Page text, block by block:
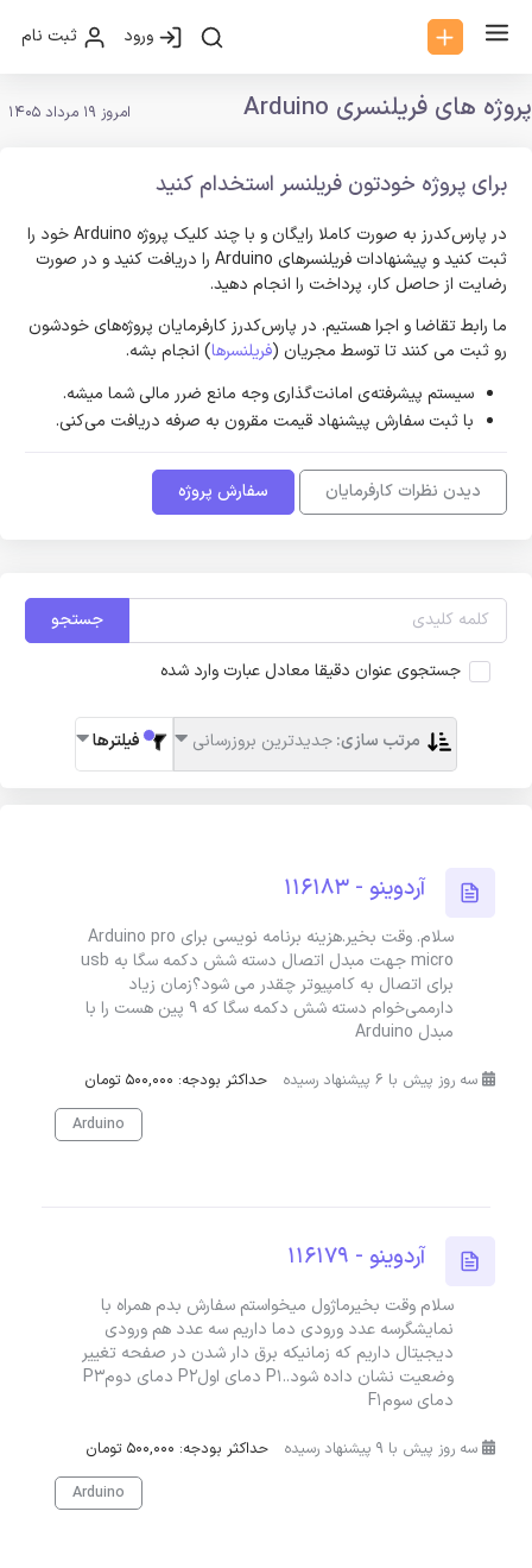
ورود ثبت نام
پروژه های فریلنسری Arduino امروز 19 مرداد 1405
برای پروژه خودتون فریلنسر استخدام کنید
در پارس‌کدرز به صورت کاملا رایگان و با چند کلیک پروژه Arduino خود را
ثبت کنید و پیشنهادات فریلنسر‌های Arduino را دریافت کنید و در صورت
رضایت از حاصل کار، پرداخت را انجام دهید.
ما رابط تقاضا و اجرا هستیم. در پارس‌کدرز کارفرمایان پروژه‌های خودشون
رو ثبت می کنند تا توسط مجریان (فریلنسرها) انجام بشه.
سیستم پیشرفته‌ی امانت‌گذاری وجه مانع ضرر مالی شما میشه.
با ثبت سفارش پیشنهاد قیمت مقرون به صرفه دریافت می‌کنی.
دیدن نظرات کارفرمایان سفارش پروژه
جستجو
جستجوی عنوان دقیقا معادل عبارت وارد شده
مرتب سازی:جدیدترین بروزرسانی فیلترها
آردوینو - 116183
سلام. وقت بخیر.هزینه برنامه نویسی برای Arduino pro
micro جهت مبدل اتصال دسته شش دکمه سگا به usb
برای اتصال به کامپیوتر چقدر می شود؟زمان زیاد
دارممی‌خوام دسته شش دکمه سگا که ۹ پین هست را با
مبدل Arduino
سه روز پیش با 6 پیشنهاد رسیده
حداکثر بودجه: 500,000 تومان
Arduino
آردوینو - 116179
سلام وقت بخیرماژول میخواستم سفارش بدم همراه با
نمایشگرسه عدد ورودی دما داریم سه عدد هم ورودی
دیجیتال داریم که زمانیکه برق دار شدن در صفحه تغییر
وضعیت نشان داده شود..P1 دمای اولP2 دمای دومP3
دمای سومF1
سه روز پیش با 9 پیشنهاد رسیده
حداکثر بودجه: 500,000 تومان
Arduino